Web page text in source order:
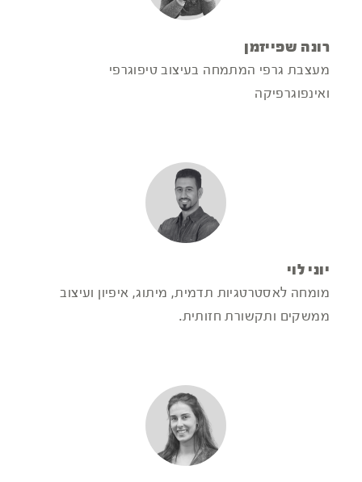
רונה שפייזמן
מעצבת גרפי המתמחה בעיצוב טיפוגרפי
ואינפוגרפיקה
יוני לוי
מומחה לאסטרטגיות תדמית, מיתוג, איפיון ועיצוב
ממשקים ותקשורת חזותית.